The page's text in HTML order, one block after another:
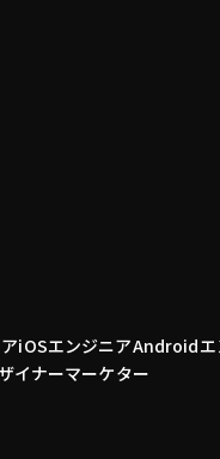
iOSエンジニアAndroidエ
イナーマーケター